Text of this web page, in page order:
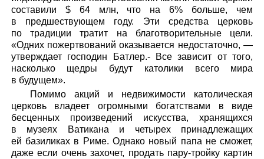
составили $ 64 млн, что на 6% больше, чем
в предшествующем году. Эти средства церковь
по традиции тратит на благотворительные цели.
«Одних пожертвований оказывается недостаточно, —
утверждает господин Батлер.- Все зависит от того,
насколько щедры будут католики всего мира
в будущем».
Помимо акций и недвижимости католическая
церковь владеет огромными богатствами в виде
бесценных произведений искусства, хранящихся
в музеях Ватикана и четырех принадлежащих
ей базиликах в Риме. Однако новый папа не сможет,
даже если очень захочет, продать пару-тройку картин